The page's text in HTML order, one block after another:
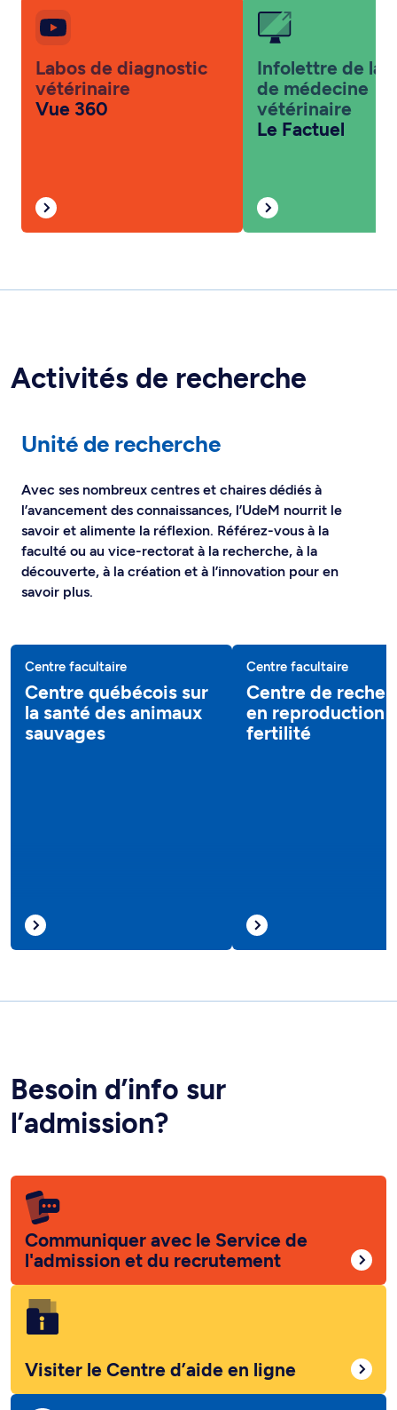
Labos de diagnostic
vétérinaire
Vue 360
Infolettre de la
de médecine
vétérinaire
Le Factuel
Activités de recherche
Unité de recherche
Avec ses nombreux centres et chaires dédiés à
l’avancement des connaissances, l’UdeM nourrit le
savoir et alimente la réflexion. Référez-vous à la
faculté ou au vice-rectorat à la recherche, à la
découverte, à la création et à l’innovation pour en
savoir plus.
Centre facultaire
Centre québécois sur
la santé des animaux
sauvages
Centre facultaire
Centre de
en reproduction
fertilité
Besoin d’info sur
l’admission?
Communiquer avec le Service de
l'admission et du recrutement
Visiter le Centre d’aide en ligne